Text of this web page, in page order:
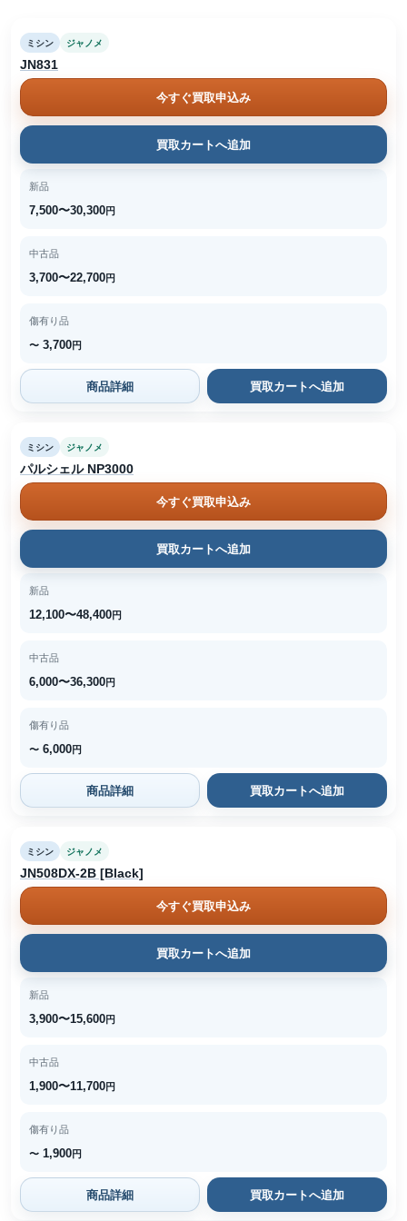
ミシン ジャノメ
JN831
今すぐ買取申込み
買取カートへ追加
新品
7,500〜30,300円
中古品
3,700〜22,700円
傷有り品
〜 3,700円
商品詳細 買取カートへ追加
ミシン ジャノメ
パルシェル NP3000
今すぐ買取申込み
買取カートへ追加
新品
12,100〜48,400円
中古品
6,000〜36,300円
傷有り品
〜 6,000円
商品詳細 買取カートへ追加
ミシン ジャノメ
JN508DX-2B [Black]
今すぐ買取申込み
買取カートへ追加
新品
3,900〜15,600円
中古品
1,900〜11,700円
傷有り品
〜 1,900円
商品詳細 買取カートへ追加